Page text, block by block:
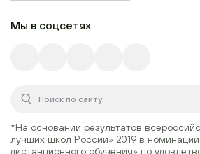
Мы в соцсетях
*На основании результатов
лучших школ России» 2019 в номинации
дистанционного обучения» по